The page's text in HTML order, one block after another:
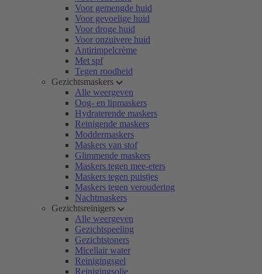
Voor gemengde huid
Voor gevoelige huid
Voor droge huid
Voor onzuivere huid
Antirimpelcrème
Met spf
Tegen roodheid
Gezichtsmaskers
Alle weergeven
Oog- en lipmaskers
Hydraterende maskers
Reinigende maskers
Moddermaskers
Maskers van stof
Glimmende maskers
Maskers tegen mee-eters
Maskers tegen puistjes
Maskers tegen veroudering
Nachtmaskers
Gezichtsreinigers
Alle weergeven
Gezichtspeeling
Gezichtstoners
Micellair water
Reinigingsgel
Reinigingsolie